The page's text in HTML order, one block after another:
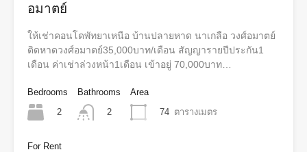
อมาตย์
ให้เช่าคอนโดพัทยา​เหนือ บ้านปลายหาด​ นาเกลือ​ วงศ์​อมาตย์
ติดหาดวงศ์อมาตย์35,000บาท/เดือน​ สัญญา​รายปีประกัน1
เดือน​ ค่าเช่า​ล่วงหน้า​1เดือน​ เข้าอยู่​ 70,000บาท…
Bedrooms
2
Bathrooms
2
Area
74 ตารางเมตร
For Rent